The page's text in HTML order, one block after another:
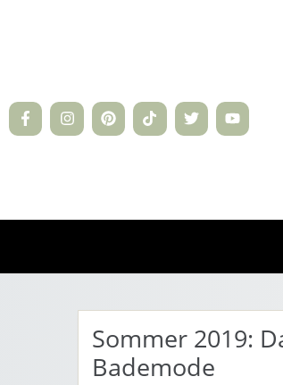
Sommer 2019:
Bademode